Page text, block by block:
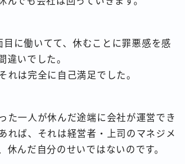
に働いてて、休むことに罪悪感を感
違いでした。
れは完全に自己満足でした。
た一人が休んだ途端に会社が運営でき
れば、それは経営者・上司のマネジメ
休んだ自分のせいではないのです。